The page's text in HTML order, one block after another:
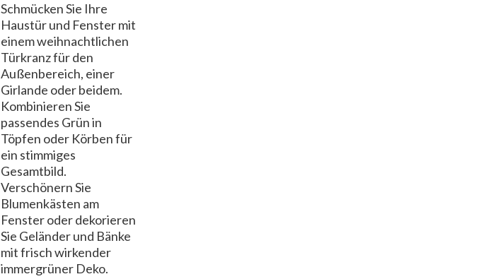
Schmücken Sie Ihre
Haustür und Fenster mit
einem weihnachtlichen
Türkranz für den
Außenbereich, einer
Girlande oder beidem.
Kombinieren Sie
passendes Grün in
Töpfen oder Körben für
ein stimmiges
Gesamtbild.
Verschönern Sie
Blumenkästen am
Fenster oder dekorieren
Sie Geländer und Bänke
mit frisch wirkender
immergrüner Deko.